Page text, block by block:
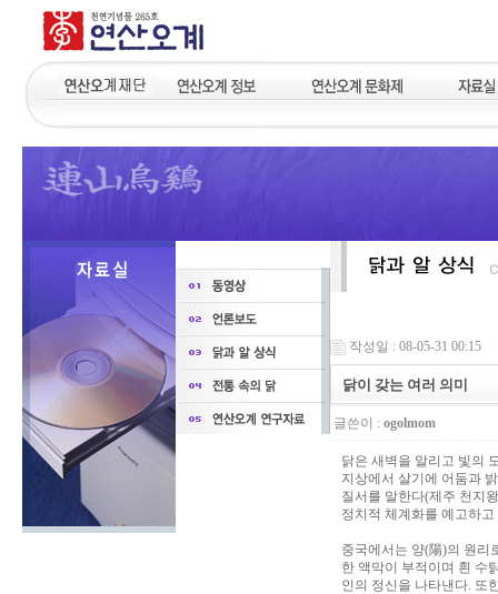
작성일 : 08-05-31 00:15
닭이 갖는 여러 의미
글쓴이 : ogolmom
닭은 새벽을 알리고 빛의
지상에서 살기에 어둠과
질서를 말한다(제주 천지
정치적 체계화를 예고하
중국에서는 양(陽)의 원리
한 액막이 부적이며 흰 수
인의 정신을 나타낸다. 또